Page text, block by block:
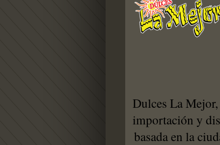
Dulces La Mejor,
importación y
basada en la